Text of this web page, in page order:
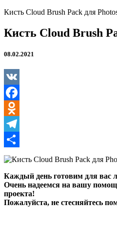
Кисть Cloud Brush Pack для
Кисть Cloud Brush
08.02.2021
VK
Facebook
Odnoklassniki
Telegram
Отправить
Каждый день готовим для вас
Очень надеемся на вашу
проекта!
Пожалуйста, не стесняйтесь